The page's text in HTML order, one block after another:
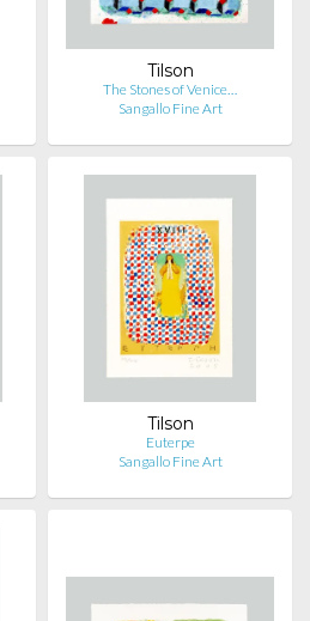
Tilson
The Stones of Venice…
Sangallo Fine Art
Tilson
Euterpe
Sangallo Fine Art